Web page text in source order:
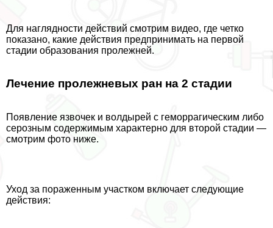
Для наглядности действий смотрим видео, где четко
показано, какие действия предпринимать на первой
стадии образования пролежней.
Лечение пролежневых ран на 2 стадии
Появление язвочек и волдырей с геморрагическим либо
серозным содержимым хаpaктерно для второй стадии —
смотрим фото ниже.
Уход за пораженным участком включает следующие
действия: